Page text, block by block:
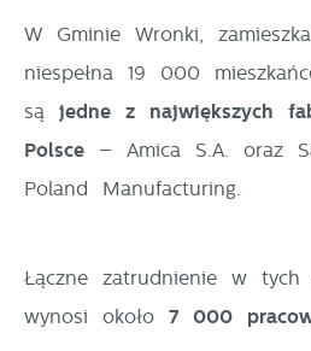
W Gminie Wronki,
niespełna 19 000
są jedne z największych
Polsce – Amica S.A. oraz
Poland Manufacturing.
Łączne zatrudnienie w tych
wynosi około 7 000